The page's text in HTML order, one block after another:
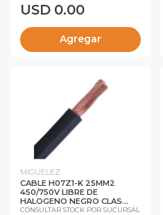
USD 0.00
Agregar
MIGUELEZ
CABLE H07Z1-K 25MM2
450/750V LIBRE DE
HALOGENO NEGRO CLAS...
CONSULTAR STOCK POR SUCURSAL